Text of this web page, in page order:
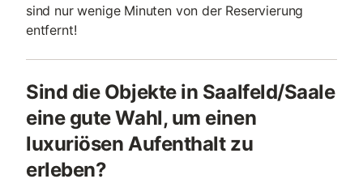
sind nur wenige Minuten von der Reservierung
entfernt!
Sind die Objekte in Saalfeld/Saale
eine gute Wahl, um einen
luxuriösen Aufenthalt zu
erleben?